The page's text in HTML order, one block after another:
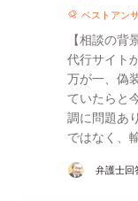
ベストアン
【相談の
代行サイト
万が一、偽
ていたらと
調に問題あ
ではなく、
弁護士回